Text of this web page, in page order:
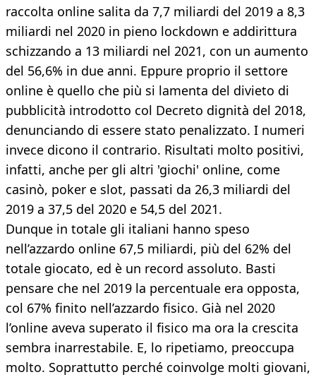
raccolta online salita da 7,7 miliardi del 2019 a 8,3
miliardi nel 2020 in pieno lockdown e addirittura
schizzando a 13 miliardi nel 2021, con un aumento
del 56,6% in due anni. Eppure proprio il settore
online è quello che più si lamenta del divieto di
pubblicità introdotto col Decreto dignità del 2018,
denunciando di essere stato penalizzato. I numeri
invece dicono il contrario. Risultati molto positivi,
infatti, anche per gli altri 'giochi' online, come
casinò, poker e slot, passati da 26,3 miliardi del
2019 a 37,5 del 2020 e 54,5 del 2021.
Dunque in totale gli italiani hanno speso
nell’azzardo online 67,5 miliardi, più del 62% del
totale giocato, ed è un record assoluto. Basti
pensare che nel 2019 la percentuale era opposta,
col 67% finito nell’azzardo fisico. Già nel 2020
l’online aveva superato il fisico ma ora la crescita
sembra inarrestabile. E, lo ripetiamo, preoccupa
molto. Soprattutto perché coinvolge molti giovani,